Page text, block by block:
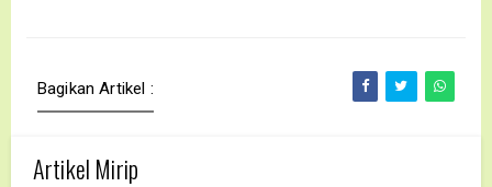
Bagikan Artikel :
Artikel Mirip